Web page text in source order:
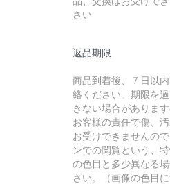
さい
返品期限
商品到着後、７日以
絡ください。期限を
きない場合がありま
お客様の責任で傷、
お受けできませんの
ンでの閲覧という、
の色目と多少異なる
さい。（画像の色目